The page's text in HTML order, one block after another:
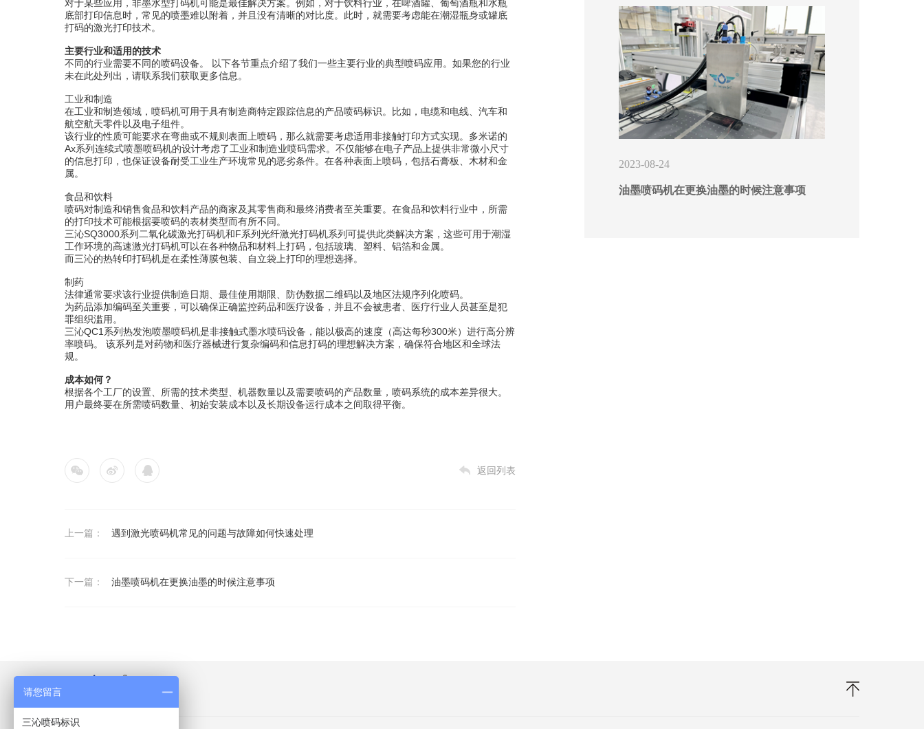
对于某些应用，非墨水型打码机可能是最佳解决方案。例如，对于饮料行业，在啤酒罐、葡萄酒瓶和水瓶
底部打印信息时，常见的喷墨难以附着，并且没有清晰的对比度。此时，就需要考虑能在潮湿瓶身或罐底
打码的激光打印技术。
主要行业和适用的技术
不同的行业需要不同的喷码设备。 以下各节重点介绍了我们一些主要行业的典型喷码应用。如果您的行业
未在此处列出，请联系我们获取更多信息。
工业和制造
在工业和制造领域，喷码机可用于具有制造商特定跟踪信息的产品喷码标识。比如，电缆和电线、汽车和
航空航天零件以及电子组件。
该行业的性质可能要求在弯曲或不规则表面上喷码，那么就需要考虑适用非接触打印方式实现。多米诺的
Ax系列连续式喷墨喷码机的设计考虑了工业和制造业喷码需求。不仅能够在电子产品上提供非常微小尺寸
的信息打印，也保证设备耐受工业生产环境常见的恶劣条件。在各种表面上喷码，包括石膏板、木材和金
属。
食品和饮料
喷码对制造和销售食品和饮料产品的商家及其零售商和最终消费者至关重要。在食品和饮料行业中，所需
的打印技术可能根据要喷码的表材类型而有所不同。
三沁SQ3000系列二氧化碳激光打码机和F系列光纤激光打码机系列可提供此类解决方案，这些可用于潮湿
工作环境的高速激光打码机可以在各种物品和材料上打码，包括玻璃、塑料、铝箔和金属。
而三沁的热转印打码机是在柔性薄膜包装、自立袋上打印的理想选择。
制药
法律通常要求该行业提供制造日期、最佳使用期限、防伪数据二维码以及地区法规序列化喷码。
为药品添加编码至关重要，可以确保正确监控药品和医疗设备，并且不会被患者、医疗行业人员甚至是犯
罪组织滥用。
三沁QC1系列热发泡喷墨喷码机是非接触式墨水喷码设备，能以极高的速度（高达每秒300米）进行高分辨
率喷码。 该系列是对药物和医疗器械进行复杂编码和信息打码的理想解决方案，确保符合地区和全球法
规。
成本如何？
根据各个工厂的设置、所需的技术类型、机器数量以及需要喷码的产品数量，喷码系统的成本差异很大。
用户最终要在所需喷码数量、初始安装成本以及长期设备运行成本之间取得平衡。
返回列表
上一篇： 遇到激光喷码机常见的问题与故障如何快速处理
下一篇： 油墨喷码机在更换油墨的时候注意事项
2023-08-24
油墨喷码机在更换油墨的时候注意事项
请您留言
三沁喷码标识